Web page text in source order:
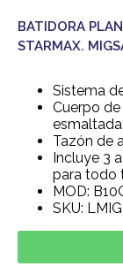
BATIDORA
STARMAX.
Sistema
Cuerpo
Tazón de
Incluye 3
para todo
MOD:
SKU: